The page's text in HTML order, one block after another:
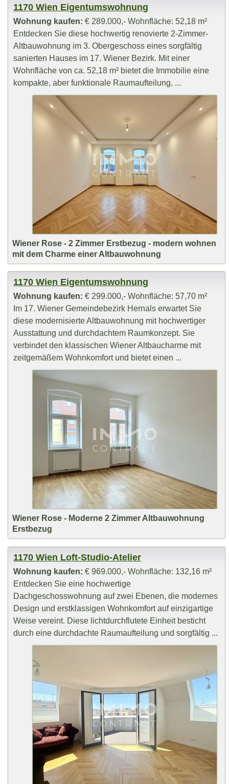
1170 Wien Eigentumswohnung
Wohnung kaufen: € 289.000,- Wohnfläche: 52,18 m²
Entdecken Sie diese hochwertig renovierte 2-Zimmer-
Altbauwohnung im 3. Obergeschoss eines sorgfältig
sanierten Hauses im 17. Wiener Bezirk. Mit einer
Wohnfläche von ca. 52,18 m² bietet die Immobilie eine
kompakte, aber funktionale Raumaufteilung, ...
Wiener Rose - 2 Zimmer Erstbezug - modern wohnen
mit dem Charme einer Altbauwohnung
1170 Wien Eigentumswohnung
Wohnung kaufen: € 299.000,- Wohnfläche: 57,70 m²
Im 17. Wiener Gemeindebezirk Hernals erwartet Sie
diese modernisierte Altbauwohnung mit hochwertiger
Ausstattung und durchdachtem Raumkonzept. Sie
verbindet den klassischen Wiener Altbaucharme mit
zeitgemäßem Wohnkomfort und bietet einen ...
Wiener Rose - Moderne 2 Zimmer Altbauwohnung
Erstbezug
1170 Wien Loft-Studio-Atelier
Wohnung kaufen: € 969.000,- Wohnfläche: 132,16 m²
Entdecken Sie eine hochwertige
Dachgeschosswohnung auf zwei Ebenen, die modernes
Design und erstklassigen Wohnkomfort auf einzigartige
Weise vereint. Diese lichtdurchflutete Einheit besticht
durch eine durchdachte Raumaufteilung und sorgfältig ...